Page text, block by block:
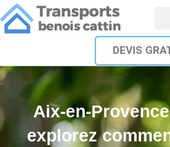
DEVIS
Aix-en-
explorez